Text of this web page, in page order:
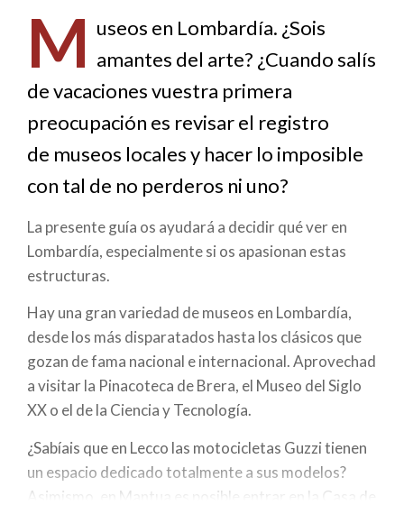
de
ayuda
a
la
navegación
M useos en Lombardía. ¿Sois
amantes del arte? ¿Cuando salís
de vacaciones vuestra primera
preocupación es revisar el registro
de museos locales y hacer lo imposible
con tal de no perderos ni uno?
La presente guía os ayudará a decidir qué ver en
Lombardía, especialmente si os apasionan estas
estructuras.
Hay una gran variedad de museos en Lombardía,
desde los más disparatados hasta los clásicos que
gozan de fama nacional e internacional. Aprovechad
a visitar la Pinacoteca de Brera, el Museo del Siglo
XX o el de la Ciencia y Tecnología.
¿Sabíais que en Lecco las motocicletas Guzzi tienen
un espacio dedicado totalmente a sus modelos?
Asimismo, en Mantua es posible entrar en la Casa de